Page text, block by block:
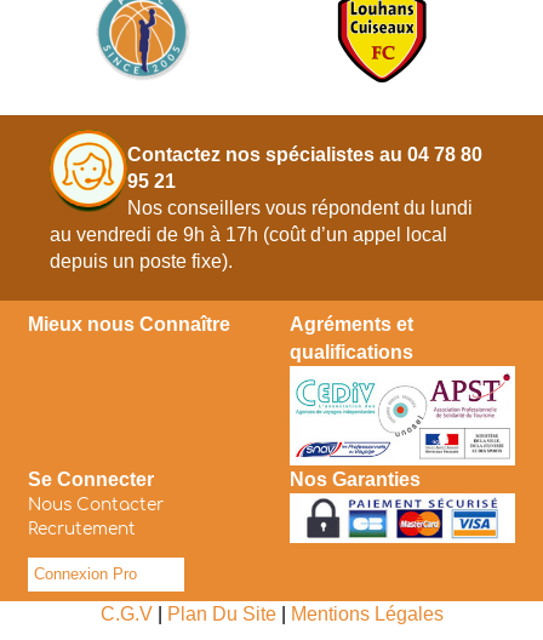
Contactez nos spécialistes au 04 78 80
95 21
Nos conseillers vous répondent du lundi
au vendredi de 9h à 17h (coût d’un appel local
depuis un poste fixe).
Mieux nous Connaître
Agréments et
qualifications
Se Connecter
Nous Contacter
Recrutement
Connexion Pro
Nos Garanties
C.G.V| Plan Du Site| Mentions Légales